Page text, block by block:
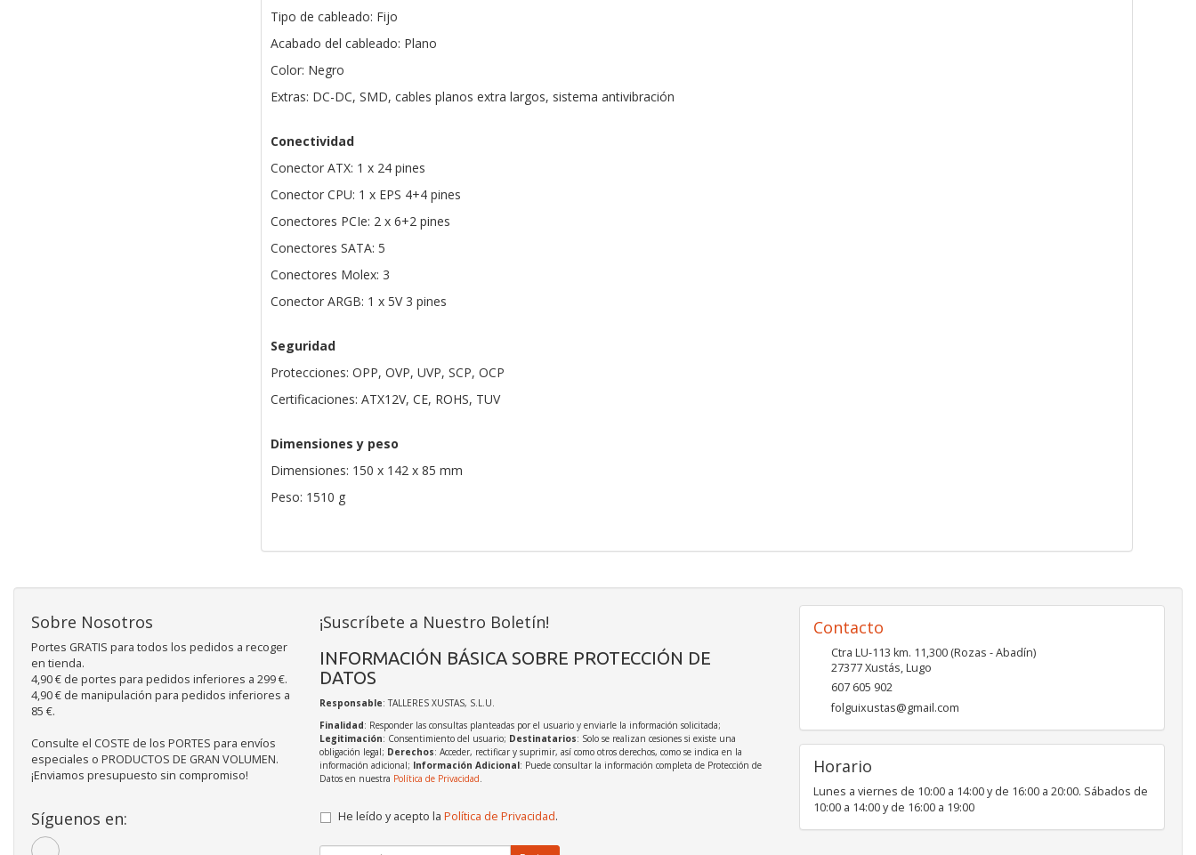
Tipo de cableado: Fijo
Acabado del cableado: Plano
Color: Negro
Extras: DC-DC, SMD, cables planos extra largos, sistema antivibración
Conectividad
Conector ATX: 1 x 24 pines
Conector CPU: 1 x EPS 4+4 pines
Conectores PCIe: 2 x 6+2 pines
Conectores SATA: 5
Conectores Molex: 3
Conector ARGB: 1 x 5V 3 pines
Seguridad
Protecciones: OPP, OVP, UVP, SCP, OCP
Certificaciones: ATX12V, CE, ROHS, TUV
Dimensiones y peso
Dimensiones: 150 x 142 x 85 mm
Peso: 1510 g
Sobre Nosotros
Portes GRATIS para todos los pedidos a recoger
en tienda.
4,90 € de portes para pedidos inferiores a 299 €.
4,90 € de manipulación para pedidos inferiores a
85 €.
Consulte el COSTE de los PORTES para envíos
especiales o PRODUCTOS DE GRAN VOLUMEN.
¡Enviamos presupuesto sin compromiso!
Síguenos en:
¡Suscríbete a Nuestro Boletín!
INFORMACIÓN BÁSICA SOBRE PROTECCIÓN DE
DATOS
Responsable: TALLERES XUSTAS, S.L.U.
Finalidad: Responder las consultas planteadas por el usuario y enviarle la información solicitada;
Legitimación: Consentimiento del usuario; Destinatarios: Solo se realizan cesiones si existe una
obligación legal; Derechos: Acceder, rectificar y suprimir, así como otros derechos, como se indica en la
información adicional; Información Adicional: Puede consultar la información completa de Protección de
Datos en nuestra Política de Privacidad.
He leído y acepto la Política de Privacidad.
Contacto
Ctra LU-113 km. 11,300 (Rozas - Abadín)
27377Xustás,Lugo
607 605 902
folguixustas@gmail.com
Horario
Lunes a viernes de 10:00 a 14:00 y de 16:00 a 20:00. Sábados de
10:00 a 14:00 y de 16:00 a 19:00